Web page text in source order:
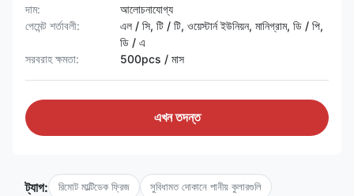
দাম:
আলোচনাযোগ্য
পেমেন্ট শর্তাবলী:
এল / সি, টি / টি, ওয়েস্টার্ন ইউনিয়ন, মানিগ্রাম, ডি / পি,
ডি / এ
সরবরাহ ক্ষমতা:
500pcs / মাস
এখন তদন্ত
ট্যাগ: রিমোট মাল্টিডেক ফ্রিজ সুবিধামত দোকানে পানীয় কুলারগুলি